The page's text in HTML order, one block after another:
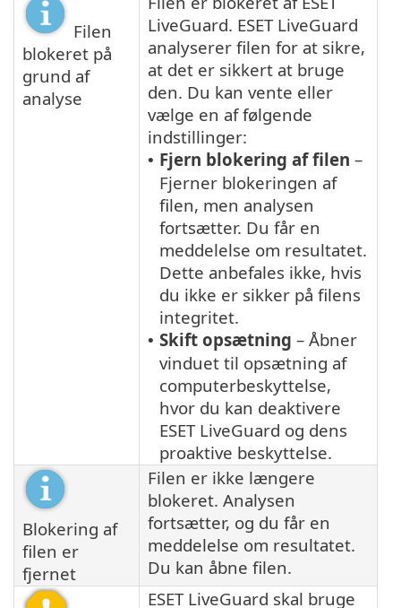
Filen
blokeret på
grund af
analyse
LiveGuard. ESET LiveGuard
analyserer filen for at sikre,
at det er sikkert at bruge
den. Du kan vente eller
vælge en af følgende
indstillinger:
• Fjern blokering af filen –
Fjerner blokeringen af
filen, men analysen
fortsætter. Du får en
meddelelse om resultatet.
Dette anbefales ikke, hvis
du ikke er sikker på filens
integritet.
• Skift opsætning – Åbner
vinduet til opsætning af
computerbeskyttelse,
hvor du kan deaktivere
ESET LiveGuard og dens
proaktive beskyttelse.
Blokering af
filen er
fjernet
Filen er ikke længere
blokeret. Analysen
fortsætter, og du får en
meddelelse om resultatet.
Du kan åbne filen.
ESET LiveGuard skal bruge